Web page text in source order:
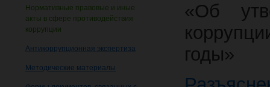
Нормативные правовые и иные
акты в сфере противодействия
коррупции
Антикоррупционная экспертиза
Методические материалы
«Об
годы»